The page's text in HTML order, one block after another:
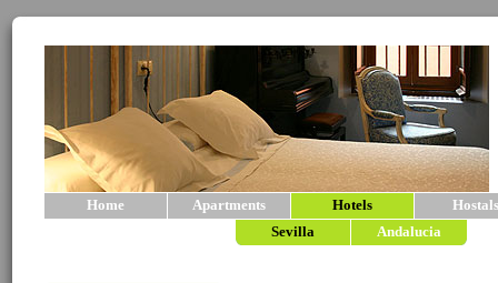
Home Apartments Hotels
Hostals
Sevilla
Andalucia